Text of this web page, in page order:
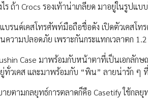
ร ถ้า Crocs รองเท้าน่าเกลียด มาอยู่ในรูปแ
บรนด์เคสโทรศัพท์มือถือชื่อดัง เปิดตัวเคสโ
ความปลอดภัย เพราะกันกระแทกเวลาตก
Case มาพร้อมกับหน้าตาที่เป็นเอกลักษ
วเคส และมาพร้อมกับ “พิน” ลายน่ารัก ๆ
ายตามกลยุทธ์การตลาดก็คือ Casetify ใช้กล